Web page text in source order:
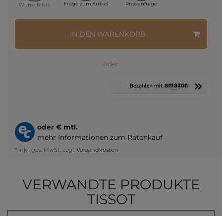
Wunschliste Frage zum Artikel Preisanfrage
IN DEN WARENKORB
oder
oder € mtl.
mehr Informationen zum Ratenkauf
* inkl. ges. MwSt. zzgl. Versandkosten
VERWANDTE PRODUKTE
TISSOT